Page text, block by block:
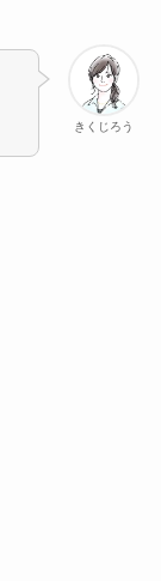
きくじろう